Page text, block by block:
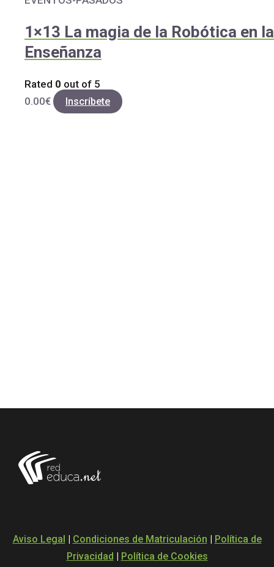
1×13 La magia de la Robótica en la
Enseñanza
Rated 0 out of 5
0.00€ Inscríbete
Aviso Legal | Condiciones de Matriculación | Política de
Privacidad | Política de Cookies